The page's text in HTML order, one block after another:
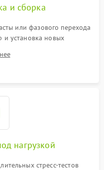
и сборка
или фазового перехода
и установка новых
на память и цепи
подключение и
нагрузкой
стресс-тестов